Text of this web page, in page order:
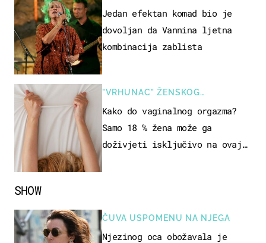
SHOW
ČUVA USPOMENU NA NJEGA
Njezinog oca obožavala je
Jedan efektan komad bio je
dovoljan da Vannina ljetna
kombinacija zablista
"VRHUNAC" ŽENSKOG
SEKSUALNOG ISKUSTVA
Kako do vaginalnog orgazma?
Samo 18 % žena može ga
doživjeti isključivo na ovaj